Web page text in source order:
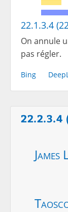
22.1.3.4
On annule
pas régler.
Bing
22.2.3.4
James